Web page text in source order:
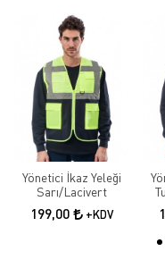
Yönetici İkaz Yeleği
Sarı/Lacivert
199,00 +KDV